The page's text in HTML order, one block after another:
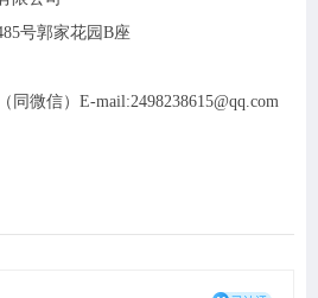
号郭家花园B座
同微信）E-mail:2498238615@qq.com